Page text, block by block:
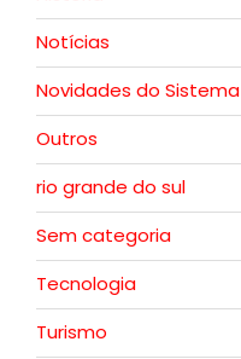
Notícias
Novidades do Sistema
Outros
rio grande do sul
Sem categoria
Tecnologia
Turismo